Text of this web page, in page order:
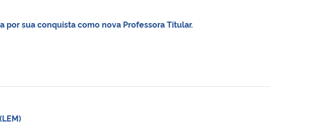
por sua conquista como nova Professora Titular.